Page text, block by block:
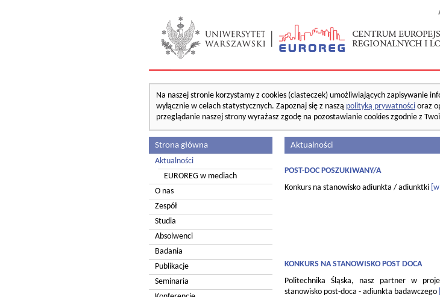
Na naszej stronie korzystamy z cookies (ciasteczek) umożliwiających zapisywanie
wyłącznie w celach statystycznych. Zapoznaj się z naszą polityką prywatności oraz
przeglądanie naszej strony wyrażasz zgodę na pozostawianie cookies zgodnie z
Strona główna
Aktualności
EUROREG w mediach
O nas
Zespół
Studia
Absolwenci
Badania
Publikacje
Seminaria
Aktualności
POST-DOC POSZUKIWANY/A
Konkurs na stanowisko adiunkta / adiunktki
KONKURS NA STANOWISKO POST DOCA
Politechnika Śląska, nasz partner w
stanowisko post-doca - adiunkta badawczego